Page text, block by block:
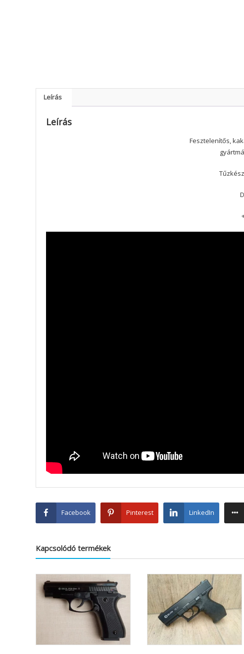
Leírás
Leírás
Fesztelenítős,
Facebook Pinterest LinkedIn
Kapcsolódó termékek